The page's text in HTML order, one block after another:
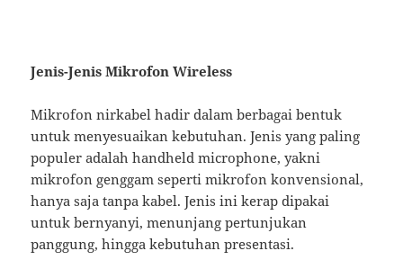
Jenis-Jenis Mikrofon Wireless
Mikrofon nirkabel hadir dalam berbagai bentuk
untuk menyesuaikan kebutuhan. Jenis yang paling
populer adalah handheld microphone, yakni
mikrofon genggam seperti mikrofon konvensional,
hanya saja tanpa kabel. Jenis ini kerap dipakai
untuk bernyanyi, menunjang pertunjukan
panggung, hingga kebutuhan presentasi.